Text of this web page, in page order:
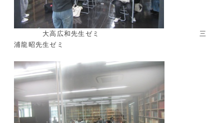
大高広和先生ゼミ 三
浦龍昭先生ゼミ